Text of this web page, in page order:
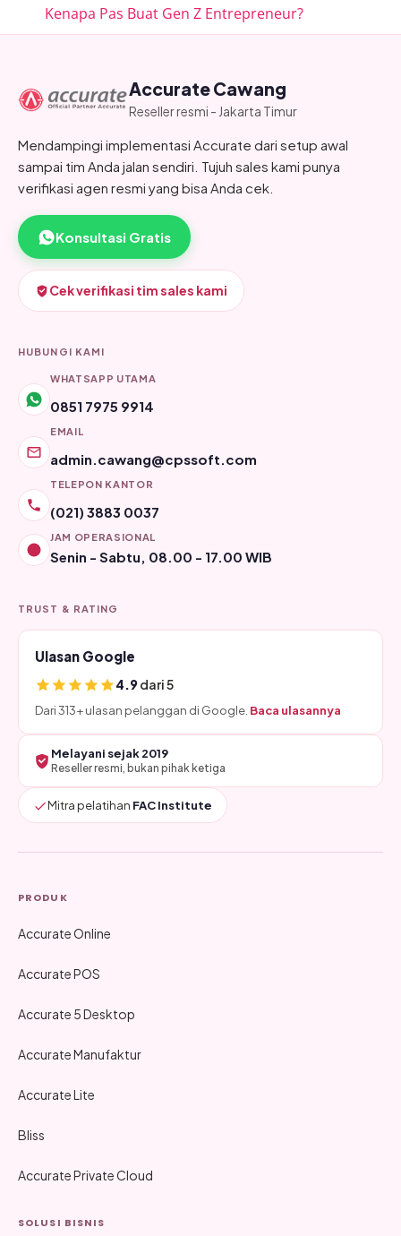
Kenapa Pas Buat Gen Z Entrepreneur?
Accurate Cawang
Reseller resmi - Jakarta Timur
Mendampingi implementasi Accurate dari setup awal
sampai tim Anda jalan sendiri. Tujuh sales kami punya
verifikasi agen resmi yang bisa Anda cek.
Konsultasi Gratis
Cek verifikasi tim sales kami
HUBUNGI KAMI
WHATSAPP UTAMA
0851 7975 9914
EMAIL
admin.cawang@cpssoft.com
TELEPON KANTOR
(021) 3883 0037
JAM OPERASIONAL
Senin - Sabtu, 08.00 - 17.00 WIB
TRUST & RATING
Ulasan Google
4.9dari 5
Dari 313+ ulasan pelanggan di Google. Baca ulasannya
Melayani sejak 2019
Reseller resmi, bukan pihak ketiga
Mitra pelatihan FAC Institute
PRODUK
Accurate Online
Accurate POS
Accurate 5 Desktop
Accurate Manufaktur
Accurate Lite
Bliss
Accurate Private Cloud
SOLUSI BISNIS